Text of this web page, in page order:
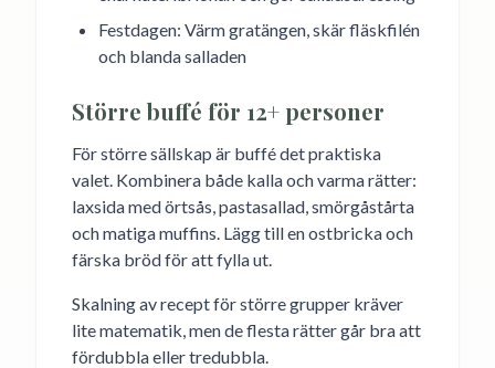
Festdagen: Värm gratängen, skär fläskfilén
och blanda salladen
Större buffé för 12+ personer
För större sällskap är buffé det praktiska
valet. Kombinera både kalla och varma rätter:
laxsida med örtsås, pastasallad, smörgåstårta
och matiga muffins. Lägg till en ostbricka och
färska bröd för att fylla ut.
Skalning av recept för större grupper kräver
lite matematik, men de flesta rätter går bra att
fördubbla eller tredubbla.